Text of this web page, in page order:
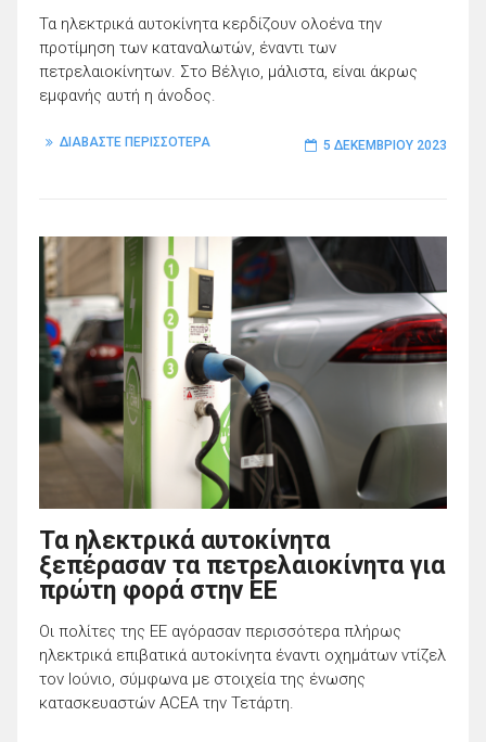
Τα ηλεκτρικά αυτοκίνητα κερδίζουν ολοένα την
προτίμηση των καταναλωτών, έναντι των
πετρελαιοκίνητων. Στο Βέλγιο, μάλιστα, είναι άκρως
εμφανής αυτή η άνοδος.
ΔΙΑΒΑΣΤΕ ΠΕΡΙΣΣΟΤΕΡΑ 5 ΔΕΚΕΜΒΡΊΟΥ 2023
Τα ηλεκτρικά αυτοκίνητα
ξεπέρασαν τα πετρελαιοκίνητα για
πρώτη φορά στην ΕΕ
Οι πολίτες της ΕΕ αγόρασαν περισσότερα πλήρως
ηλεκτρικά επιβατικά αυτοκίνητα έναντι οχημάτων ντίζελ
τον Ιούνιο, σύμφωνα με στοιχεία της ένωσης
κατασκευαστών ACEA την Τετάρτη.